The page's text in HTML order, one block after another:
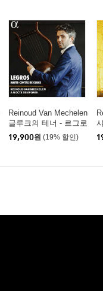
Reinoud Van Mechelen
글루크의 테너 - 르그로
스를 위한 아리아 (Legr
os, Haute-Contre de Gl
19,900원 (19% 할인)